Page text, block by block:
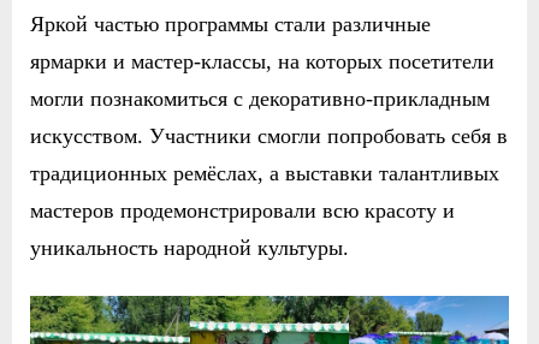
Яркой частью программы стали различные
ярмарки и мастер-классы, на которых посетители
могли познакомиться с декоративно-прикладным
искусством. Участники смогли попробовать себя в
традиционных ремёслах, а выставки талантливых
мастеров продемонстрировали всю красоту и
уникальность народной культуры.